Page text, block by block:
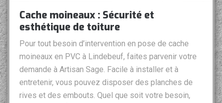
Cache moineaux : Sécurité et
esthétique de toiture
Pour tout besoin d’intervention en pose de cache
moineaux en PVC à Lindebeuf, faites parvenir votre
demande à Artisan Sage. Facile à installer et à
entretenir, vous pouvez disposer des planches de
rives et des embouts. Quel que soit votre besoin,